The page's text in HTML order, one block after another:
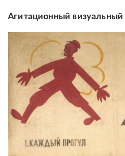
Агитационный визуальный